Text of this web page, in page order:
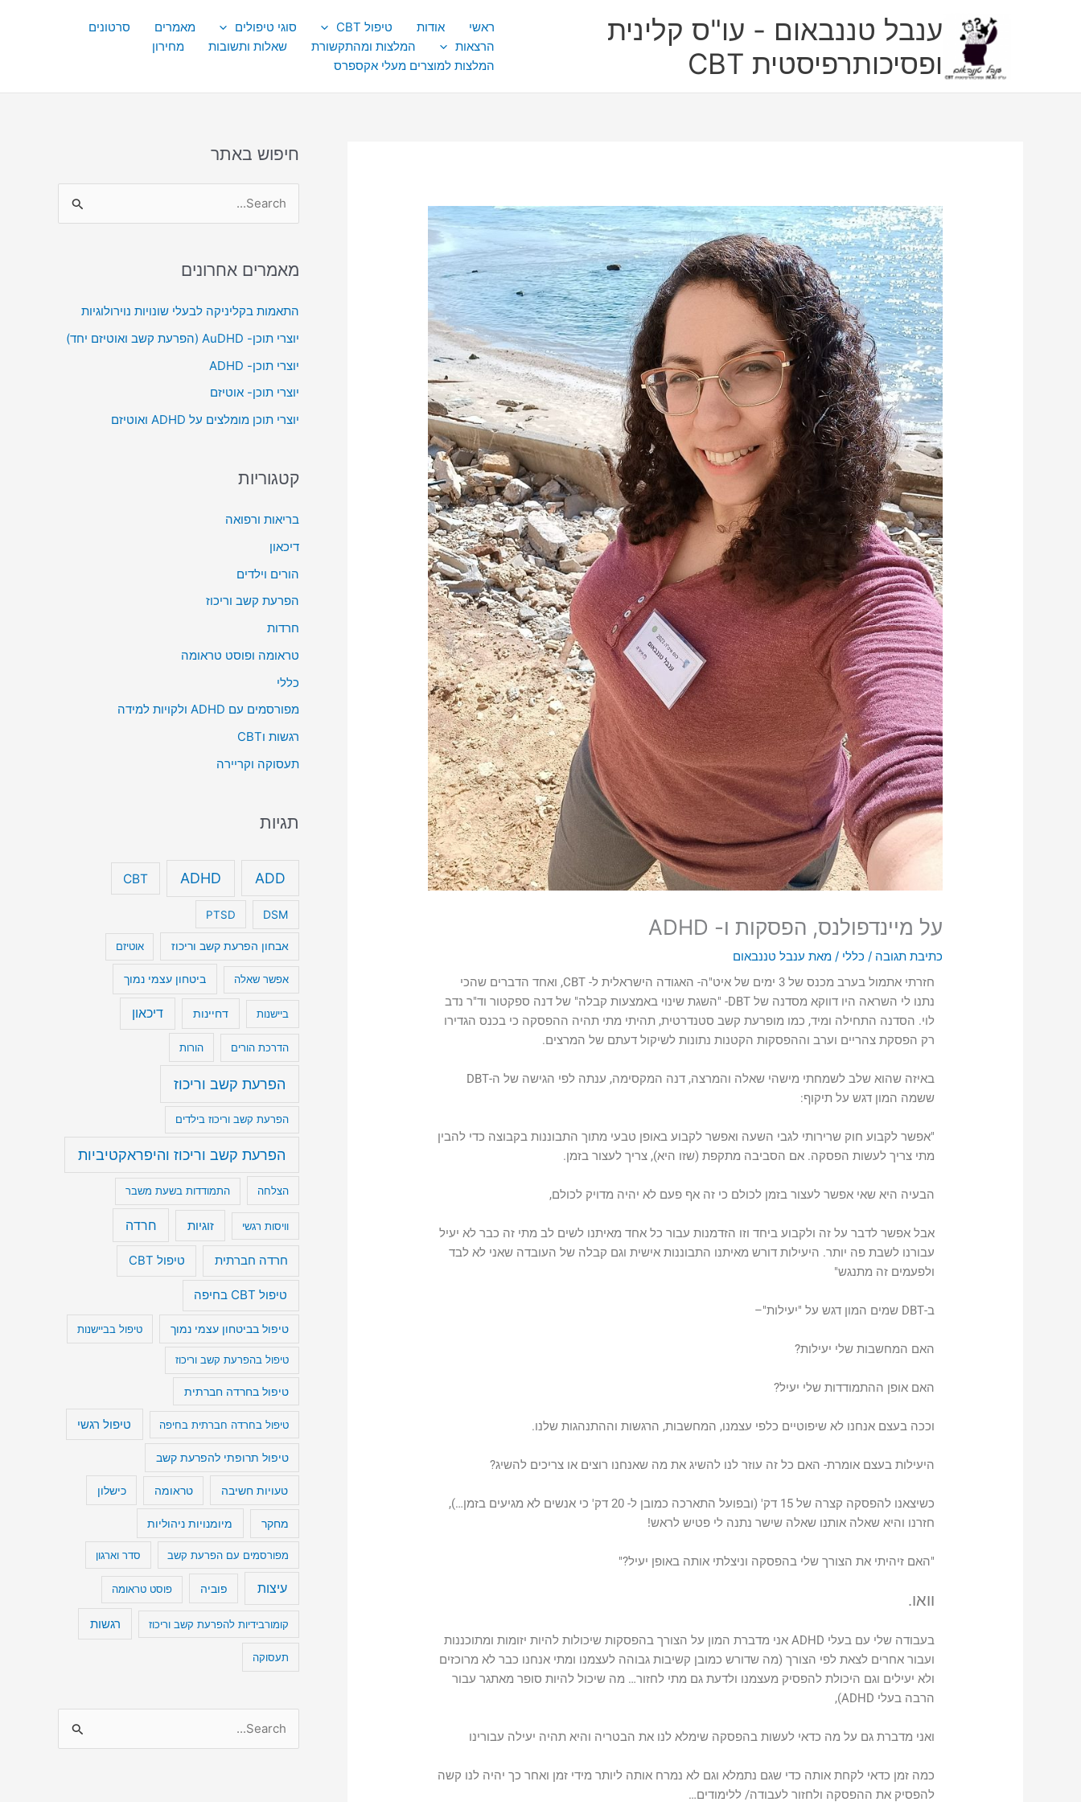
ענבל טננבאום - עו"ס קלינית
ופסיכותרפיסטית CBT
ראשי אודות טיפול CBT סוגי טיפולים מאמרים
סרטונים
הרצאות
המלצות ומהתקשורת שאלות ותשובות
מחירון
המלצות למוצרים מעלי אקספרס
על מיינדפולנס, הפסקות ו- ADHD
כתיבת תגובה / כללי / מאת ענבל טננבאום
חזרתי אתמול בערב מכנס של 3 ימים של איט"ה- האגודה הישראלית ל- CBT, ואחד הדברים שהכי
נתנו לי השראה היו דווקא מסדנה של DBT-
"השגת שינוי באמצעות קבלה" שלדנה ספקטור וד"ר נדב
לוי. הסדנה התחילה ומיד, כמו מופרעת קשב סטנדרטית, תהיתי מתי תהיה ההפסקה כי בכנס הגדירו
רק הפסקת צהריים וערב וההפסקות הקטנות נתונות לשיקול דעתם של המרצים.
באיזה שהוא שלב לשמחתי מישהי שאלה והמרצה, דנה המקסימה, ענתה לפי הגישה של ה-DBT
ששמה המון דגש על תיקוף:
"אפשר לקבוע חוק שרירותי לגבי השעה ואפשר לקבוע באופן טבעי מתוך התבוננות בקבוצה כדי להבין
מתי צריך לעשות הפסקה. אם הסביבה מתקפת (שזו היא), צריך לעצור בזמן.
הבעיה היא שאי אפשר לעצור בזמן לכולם כי זה אף פעם לא יהיה מדויק לכולם,
אבל אפשר לדבר על זה ולקבוע ביחד וזו הזדמנות עבור כל אחד מאיתנו לשים לב מתי זה כבר לא יעיל
עבורנו לשבת פה יותר. היעילות דורש מאיתנו התבוננות אישית וגם קבלה של העובדה שאני לא לבד
ולפעמים זה מתנגש"
ב-DBT שמים המון דגש על "יעילות"–
האם המחשבות שלי יעילות?
האם אופן ההתמודדות שלי יעיל?
וככה בעצם אנחנו לא שיפוטיים כלפי עצמנו, המחשבות, הרגשות וההתנהגות שלנו.
היעילות בעצם אומרת- האם כל זה עוזר לנו להשיג את מה שאנחנו רוצים או צריכים להשיג?
כשיצאנו להפסקה קצרה של 15 דק' (ובפועל התארכה כמובן ל- 20 דק' כי אנשים לא מגיעים בזמן…),
חזרנו והיא שאלה אותנו שאלה שישר נתנה לי פטיש לראש!
"האם זיהיתי את הצורך שלי בהפסקה וניצלתי אותה באופן יעיל?"
וואו.
בעבודה שלי עם בעלי ADHD אני מדברת המון על
הצורך בהפסקות שיכולות להיות יזומות ומתוכננות
ועבור אחרים לצאת לפי הצורך (מה שדורש כמובן קשיבות גבוהה לעצמנו ומתי אנחנו כבר לא מרוכזים
ולא יעילים וגם היכולת להפסיק מעצמנו ולדעת גם מתי לחזור… מה שיכול להיות סופר מאתגר עבור
הרבה בעלי ADHD),
ואני מדברת גם על מה כדאי לעשות בהפסקה שימלא לנו את הבטריה והיא תהיה יעילה עבורינו
כמה זמן כדאי לקחת אותה כדי שגם נתמלא וגם לא נמרח אותה ליותר מידי זמן ואחר כך יהיה לנו קשה
להפסיק את ההפסקה ולחזור לעבודה/ ללימודים…
חיפוש באתר
r
o
:
מאמרים אחרונים
התאמות בקליניקה לבעלי שונויות נוירולוגיות
יוצרי תוכן- AuDHD (הפרעת קשב ואוטיזם יחד)
יוצרי תוכן- ADHD
יוצרי תוכן- אוטיזם
יוצרי תוכן מומלצים על ADHD ואוטיזם
קטגוריות
בריאות ורפואה
דיכאון
הורים וילדים
הפרעת קשב וריכוז
חרדות
טראומה ופוסט טראומה
כללי
מפורסמים עם ADHD ולקויות למידה
רגשות וCBT
תעסוקה וקריירה
תגיות
ADD
ADHD
CBT
DSM
PTSD
אבחון הפרעת קשב וריכוז אוטיזם
אפשר שאלה ביטחון עצמי נמוך
ביישנות דחיינות דיכאון
הדרכת הורים הורות
הפרעת קשב וריכוז
הפרעת קשב וריכוז בילדים
הפרעת קשב וריכוז והיפראקטיביות
הצלחה התמודדות בשעת משבר
וויסות רגשי זוגיות חרדה
חרדה חברתית טיפול CBT
טיפול CBT בחיפה
טיפול בביטחון עצמי נמוך טיפול בביישנות
טיפול בהפרעת קשב וריכוז
טיפול בחרדה חברתית
טיפול בחרדה חברתית בחיפה טיפול רגשי
טיפול תרופתי להפרעת קשב
טעויות חשיבה טראומה כישלון
מחקר מיומנויות ניהוליות
מפורסמים עם הפרעת קשב סדר וארגון
עיצות פוביה פוסט טראומה
קומורבידיות להפרעת קשב וריכוז רגשות
תעסוקה